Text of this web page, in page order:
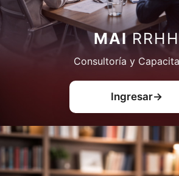
MAIRRHH
Consultoría y
Ingresar→